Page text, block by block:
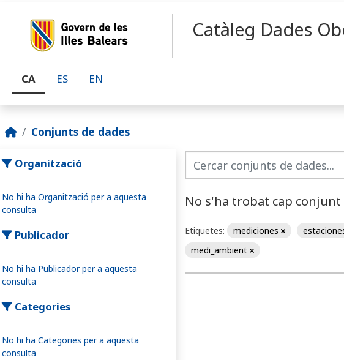
Catàleg Dades
CA ES EN
Conjunts de dades
Organització
No hi ha Organització per a aquesta
consulta
Publicador
No hi ha Publicador per a aquesta
consulta
Categories
No hi ha Categories per a aquesta
consulta
No s'ha trobat cap conjunt
Etiquetes: mediciones
medi_ambient